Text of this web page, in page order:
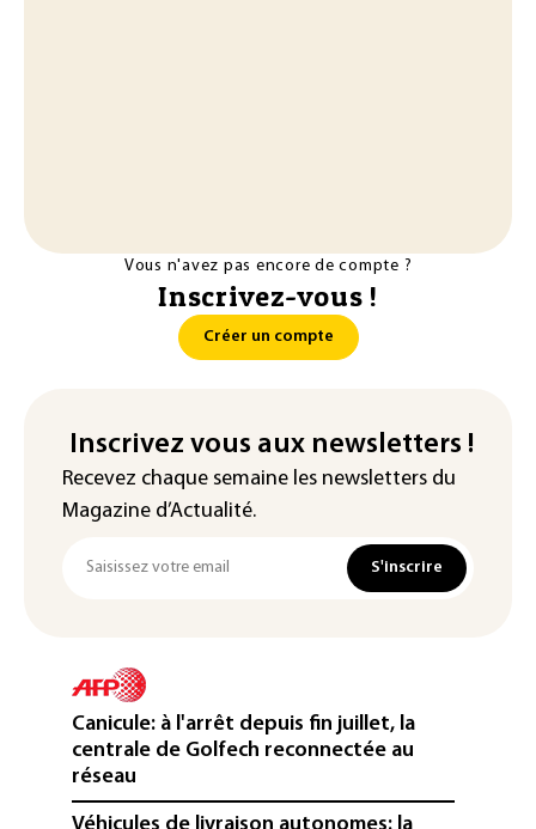
Vous n'avez pas encore de compte ?
Inscrivez-vous !
Créer un compte
Inscrivez vous aux newsletters !
Recevez chaque semaine les newsletters du
Magazine d’Actualité.
S'inscrire
Canicule: à l'arrêt depuis fin juillet, la
centrale de Golfech reconnectée au
réseau